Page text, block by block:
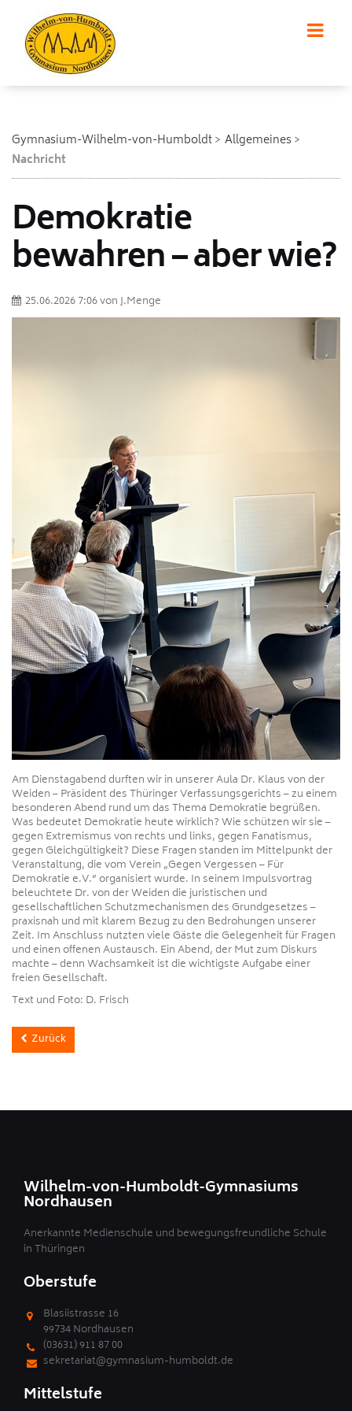
Gymnasium-Wilhelm-von-Humboldt
Allgemeines
Nachricht
Demokratie
bewahren – aber wie?
25.06.2026 7:06vonJ.Menge
Am Dienstagabend durften wir in unserer Aula Dr. Klaus von der
Weiden – Präsident des Thüringer Verfassungsgerichts – zu einem
besonderen Abend rund um das Thema Demokratie begrüßen.
Was bedeutet Demokratie heute wirklich? Wie schützen wir sie –
gegen Extremismus von rechts und links, gegen Fanatismus,
gegen Gleichgültigkeit? Diese Fragen standen im Mittelpunkt der
Veranstaltung, die vom Verein „Gegen Vergessen – Für
Demokratie e.V.” organisiert wurde. In seinem Impulsvortrag
beleuchtete Dr. von der Weiden die juristischen und
gesellschaftlichen Schutzmechanismen des Grundgesetzes –
praxisnah und mit klarem Bezug zu den Bedrohungen unserer
Zeit. Im Anschluss nutzten viele Gäste die Gelegenheit für Fragen
und einen offenen Austausch. Ein Abend, der Mut zum Diskurs
machte – denn Wachsamkeit ist die wichtigste Aufgabe einer
freien Gesellschaft.
Text und Foto: D. Frisch
Zurück
Wilhelm-von-Humboldt-Gymnasiums
Nordhausen
Anerkannte Medienschule und bewegungsfreundliche Schule
in Thüringen
Oberstufe
Blasiistrasse 16
99734 Nordhausen
(03631) 911 87 00
sekretariat@gymnasium-humboldt.de
Mittelstufe